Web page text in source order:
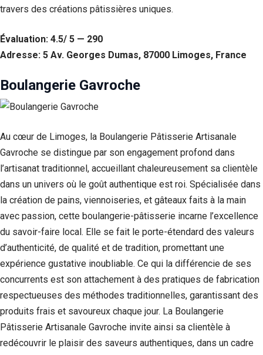
travers des créations pâtissières uniques.
Évaluation: 4.5/ 5 — 290
Adresse: 5 Av. Georges Dumas, 87000 Limoges, France
Boulangerie Gavroche
Au cœur de Limoges, la Boulangerie Pâtisserie Artisanale
Gavroche se distingue par son engagement profond dans
l’artisanat traditionnel, accueillant chaleureusement sa clientèle
dans un univers où le goût authentique est roi. Spécialisée dans
la création de pains, viennoiseries, et gâteaux faits à la main
avec passion, cette boulangerie-pâtisserie incarne l’excellence
du savoir-faire local. Elle se fait le porte-étendard des valeurs
d’authenticité, de qualité et de tradition, promettant une
expérience gustative inoubliable. Ce qui la différencie de ses
concurrents est son attachement à des pratiques de fabrication
respectueuses des méthodes traditionnelles, garantissant des
produits frais et savoureux chaque jour. La Boulangerie
Pâtisserie Artisanale Gavroche invite ainsi sa clientèle à
redécouvrir le plaisir des saveurs authentiques, dans un cadre